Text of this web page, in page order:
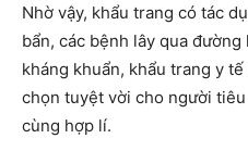
Nhờ vậy, khẩu trang có tác
bẩn, các bệnh lây qua
kháng khuẩn, khẩu trang y
chọn tuyệt vời cho người
cùng hợp lí.